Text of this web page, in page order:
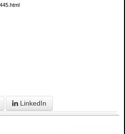
LinkedIn